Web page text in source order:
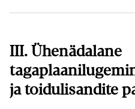
III. Ühenädalane
ja toidulisandite